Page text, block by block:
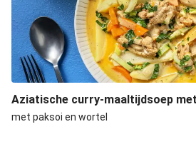
Pittige stamppot van
Pittige stamppot van
Pittige stamppot van
Aziatische curry-maaltijdsoep
met paksoi en wortel